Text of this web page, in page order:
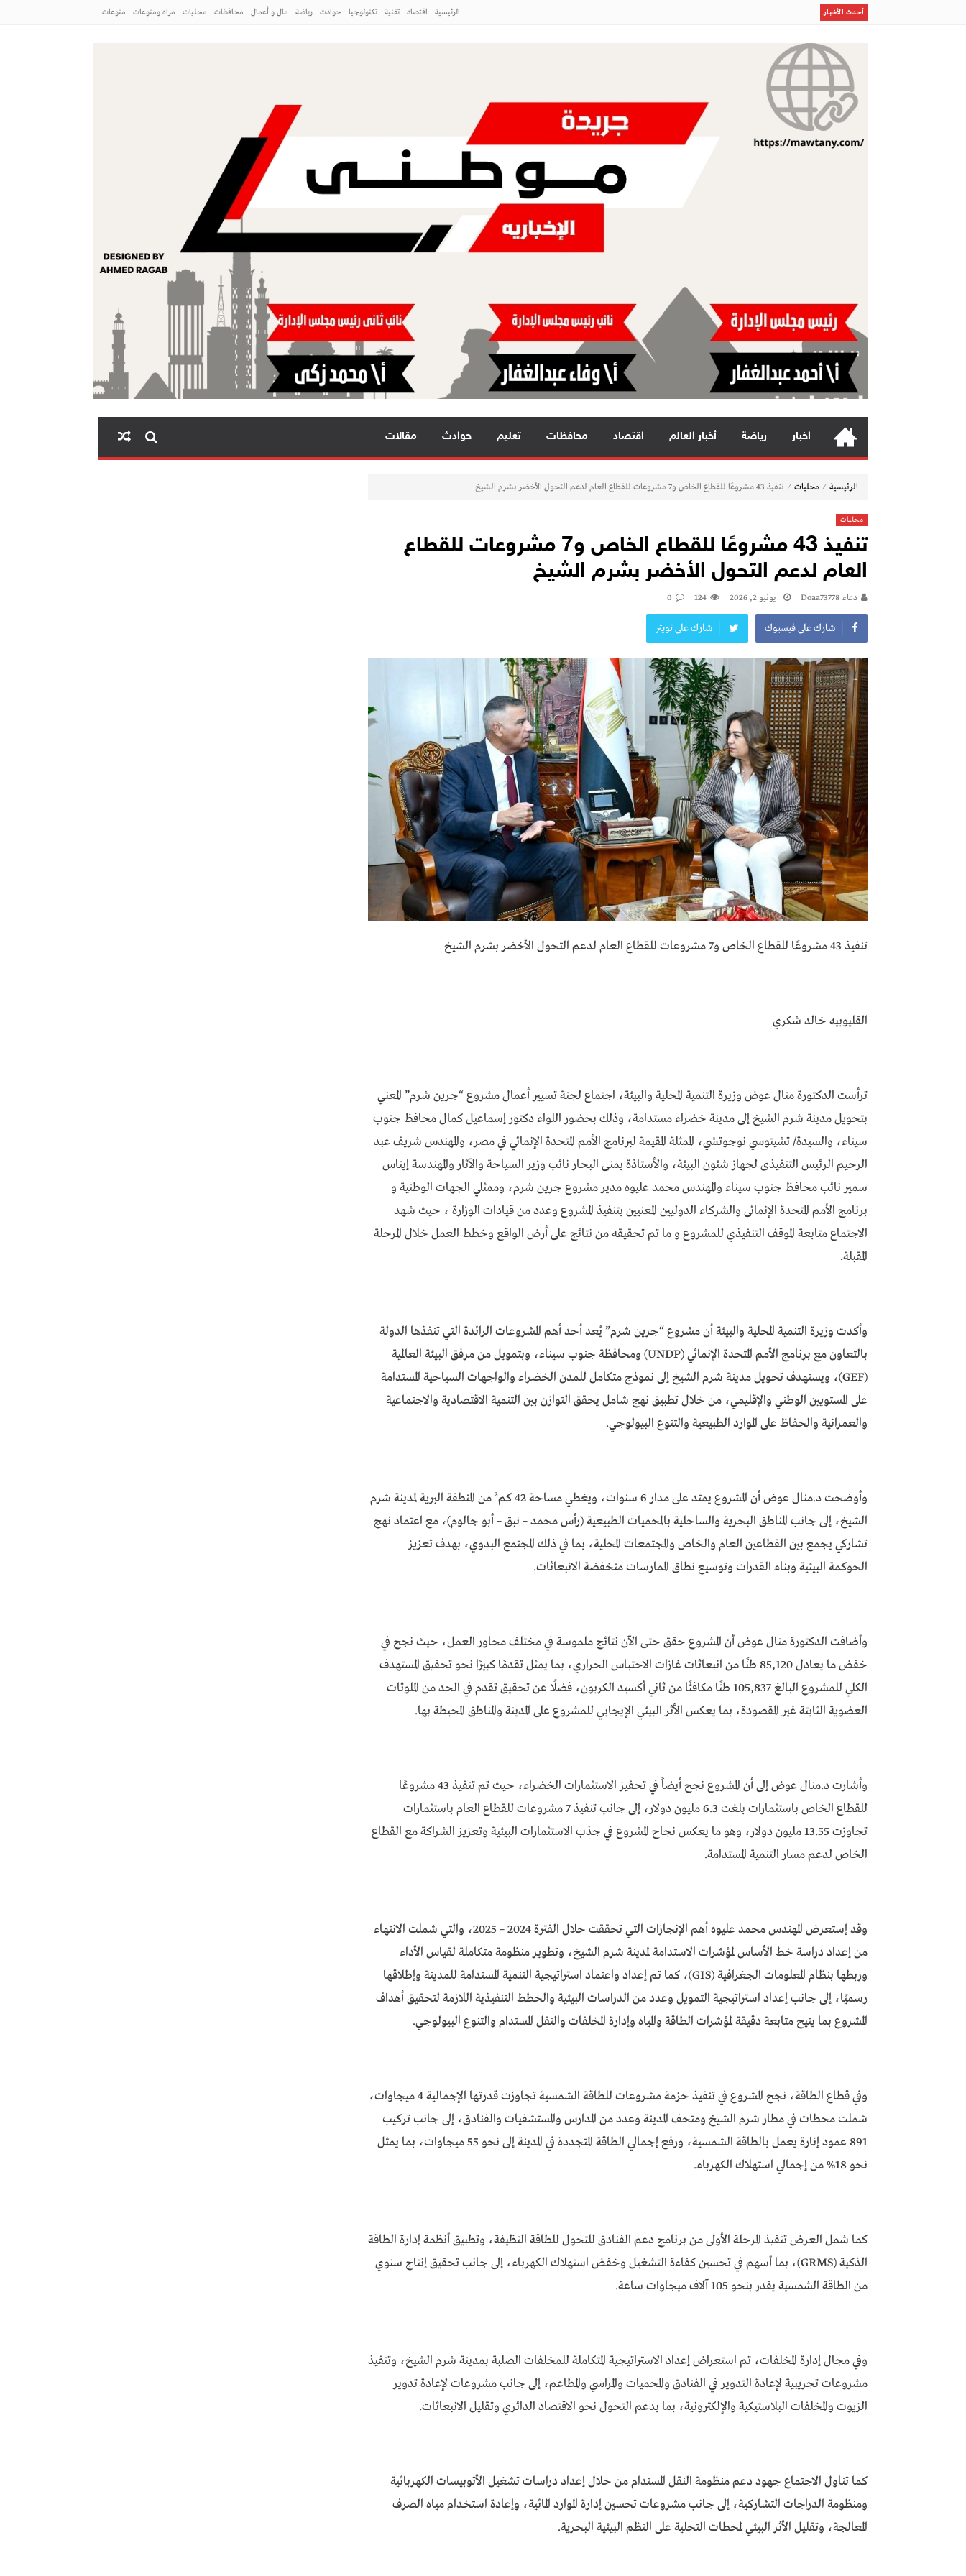
أحدث الأخبار
السماد بعد الحصاد جريمة إدارية من يحاسب من أفسد الموسم
الشيخ عبدالله البعيجان في خطبة الجمعة من المسجد النبوي يوصي المسلمين بتقوى الله فهي مفتاح
كل خير وأساس كل سعادة
أمانة جدة تضبط لحومًا فاسدة وتتعقب البيع العشوائي بنطاق بريمان
الرئيسية اقتصاد تقنية تكنولوجيا حوادث رياضة مال و أعمال محافظات محليات مراه ومنوعات منوعات
اخبار رياضة أخبار العالم اقتصاد محافظات تعليم حوادث مقالات
الرئيسية ⁄ محليات ⁄ تنفيذ 43 مشروعًا للقطاع الخاص و7 مشروعات للقطاع العام لدعم التحول الأخضر بشرم الشيخ
محليات
تنفيذ 43 مشروعًا للقطاع الخاص و7 مشروعات للقطاع
العام لدعم التحول الأخضر بشرم الشيخ
دعاء Doaa73778 يونيو 2, 2026 124
0
شارك على فيسبوك شارك على تويتر
تنفيذ 43 مشروعًا للقطاع الخاص و7 مشروعات للقطاع العام لدعم التحول الأخضر بشرم الشيخ
القليوبيه خالد شكري
ترأست الدكتورة منال عوض وزيرة التنمية المحلية والبيئة، اجتماع لجنة تسيير أعمال مشروع “جرين شرم” المعني
بتحويل مدينة شرم الشيخ إلى مدينة خضراء مستدامة، وذلك بحضور اللواء دكتور إسماعيل كمال محافظ جنوب
سيناء، والسيدة/ تشيتوسي نوجوتشي، الممثلة المقيمة لبرنامج الأمم المتحدة الإنمائي في مصر، والمهندس شريف عبد
الرحيم الرئيس التنفيذى لجهاز شئون البيئة، والأستاذة يمنى البحار نائب وزير السياحة والآثار والمهندسة إيناس
سمير نائب محافظ جنوب سيناء والمهندس محمد عليوه مدير مشروع جرين شرم، وممثلي الجهات الوطنية و
برنامج الأمم المتحدة الإنمائى والشركاء الدوليين المعنيين بتنفيذ المشروع وعدد من قيادات الوزارة ، حيث شهد
الاجتماع متابعة الموقف التنفيذي للمشروع و ما تم تحقيقه من نتائج على أرض الواقع وخطط العمل خلال المرحلة
المقبلة.
وأكدت وزيرة التنمية المحلية والبيئة أن مشروع “جرين شرم” يُعد أحد أهم المشروعات الرائدة التي تنفذها الدولة
بالتعاون مع برنامج الأمم المتحدة الإنمائي (UNDP) ومحافظة جنوب سيناء، وبتمويل من مرفق البيئة العالمية
(GEF)، ويستهدف تحويل مدينة شرم الشيخ إلى نموذج متكامل للمدن الخضراء والواجهات السياحية المستدامة
على المستويين الوطني والإقليمي، من خلال تطبيق نهج شامل يحقق التوازن بين التنمية الاقتصادية والاجتماعية
والعمرانية والحفاظ على الموارد الطبيعية والتنوع البيولوجي.
وأوضحت د.منال عوض أن المشروع يمتد على مدار 6 سنوات، ويغطي مساحة 42 كم² من المنطقة البرية لمدينة شرم
الشيخ، إلى جانب المناطق البحرية والساحلية بالمحميات الطبيعية (رأس محمد – نبق – أبو جالوم)، مع اعتماد نهج
تشاركي يجمع بين القطاعين العام والخاص والمجتمعات المحلية، بما في ذلك المجتمع البدوي، بهدف تعزيز
الحوكمة البيئية وبناء القدرات وتوسيع نطاق الممارسات منخفضة الانبعاثات.
وأضافت الدكتورة منال عوض أن المشروع حقق حتى الآن نتائج ملموسة في مختلف محاور العمل، حيث نجح في
خفض ما يعادل 85,120 طنًا من انبعاثات غازات الاحتباس الحراري، بما يمثل تقدمًا كبيرًا نحو تحقيق المستهدف
الكلي للمشروع البالغ 105,837 طنًا مكافئًا من ثاني أكسيد الكربون، فضلًا عن تحقيق تقدم في الحد من الملوثات
العضوية الثابتة غير المقصودة، بما يعكس الأثر البيئي الإيجابي للمشروع على المدينة والمناطق المحيطة بها.
وأشارت د.منال عوض إلى أن المشروع نجح أيضاً في تحفيز الاستثمارات الخضراء، حيث تم تنفيذ 43 مشروعًا
للقطاع الخاص باستثمارات بلغت 6.3 مليون دولار، إلى جانب تنفيذ 7 مشروعات للقطاع العام باستثمارات
تجاوزت 13.55 مليون دولار، وهو ما يعكس نجاح المشروع في جذب الاستثمارات البيئية وتعزيز الشراكة مع القطاع
الخاص لدعم مسار التنمية المستدامة.
وقد إستعرض المهندس محمد عليوه أهم الإنجازات التي تحققت خلال الفترة 2024 – 2025، والتي شملت الانتهاء
من إعداد دراسة خط الأساس لمؤشرات الاستدامة لمدينة شرم الشيخ، وتطوير منظومة متكاملة لقياس الأداء
وربطها بنظام المعلومات الجغرافية (GIS)، كما تم إعداد واعتماد استراتيجية التنمية المستدامة للمدينة وإطلاقها
رسميًا، إلى جانب إعداد استراتيجية التمويل وعدد من الدراسات البيئية والخطط التنفيذية اللازمة لتحقيق أهداف
المشروع بما يتيح متابعة دقيقة لمؤشرات الطاقة والمياه وإدارة المخلفات والنقل المستدام والتنوع البيولوجي.
وفي قطاع الطاقة، نجح المشروع في تنفيذ حزمة مشروعات للطاقة الشمسية تجاوزت قدرتها الإجمالية 4 ميجاوات،
شملت محطات في مطار شرم الشيخ ومتحف المدينة وعدد من المدارس والمستشفيات والفنادق، إلى جانب تركيب
891 عمود إنارة يعمل بالطاقة الشمسية، ورفع إجمالي الطاقة المتجددة في المدينة إلى نحو 55 ميجاوات، بما يمثل
نحو 18% من إجمالي استهلاك الكهرباء.
كما شمل العرض تنفيذ المرحلة الأولى من برنامج دعم الفنادق للتحول للطاقة النظيفة، وتطبيق أنظمة إدارة الطاقة
الذكية (GRMS)، بما أسهم في تحسين كفاءة التشغيل وخفض استهلاك الكهرباء، إلى جانب تحقيق إنتاج سنوي
من الطاقة الشمسية يقدر بنحو 105 آلاف ميجاوات ساعة.
وفي مجال إدارة المخلفات، تم استعراض إعداد الاستراتيجية المتكاملة للمخلفات الصلبة بمدينة شرم الشيخ، وتنفيذ
مشروعات تجريبية لإعادة التدوير في الفنادق والمحميات والمراسي والمطاعم، إلى جانب مشروعات لإعادة تدوير
الزيوت والمخلفات البلاستيكية والإلكترونية، بما يدعم التحول نحو الاقتصاد الدائري وتقليل الانبعاثات.
كما تناول الاجتماع جهود دعم منظومة النقل المستدام من خلال إعداد دراسات تشغيل الأتوبيسات الكهربائية
ومنظومة الدراجات التشاركية، إلى جانب مشروعات تحسين إدارة الموارد المائية، وإعادة استخدام مياه الصرف
المعالجة، وتقليل الأثر البيئي لمحطات التحلية على النظم البيئية البحرية.